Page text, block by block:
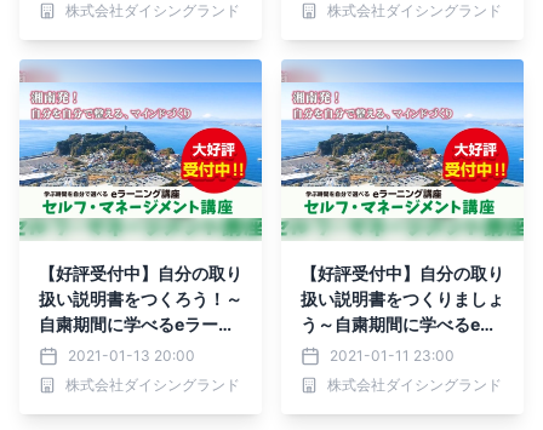
株式会社ダイシングランド
株式会社ダイシングランド
【好評受付中】自分の取り
扱い説明書をつくろう！～
自粛期間に学べるeラーニ
ング～2021-01-13 20:00
株式会社ダイシングランド
【好評受付中】自分の取り
扱い説明書をつくりましょ
う～自粛期間に学べるeラ
ーニング講座～
2021-01-11 23:00
株式会社ダイシングランド